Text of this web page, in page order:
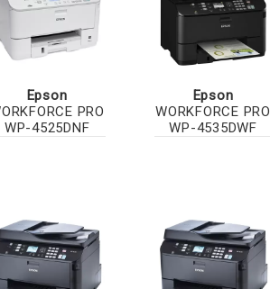
Epson
PRO
WP-4525DNF
Epson
WORKFORCE PRO
WP-4535DWF